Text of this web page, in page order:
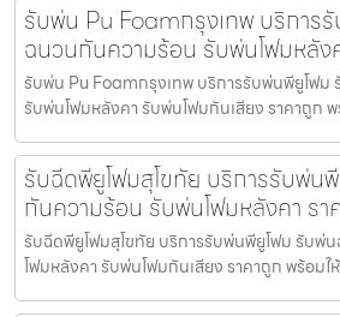
รับพ่น Pu Foamกรุงเทพ บริการ
ฉนวนกันความร้อน รับพ่นโฟมหลัง
รับพ่น Pu Foamกรุงเทพ บริการรับพ่นพียูโฟ
รับพ่นโฟมหลังคา รับพ่นโฟมกันเสียง ราคาถูก พ
รับฉีดพียูโฟมสุโขทัย บริการรับพ่น
กันความร้อน รับพ่นโฟมหลังคา รา
รับฉีดพียูโฟมสุโขทัย บริการรับพ่นพียูโฟม รับ
โฟมหลังคา รับพ่นโฟมกันเสียง ราคาถูก พร้อมใ